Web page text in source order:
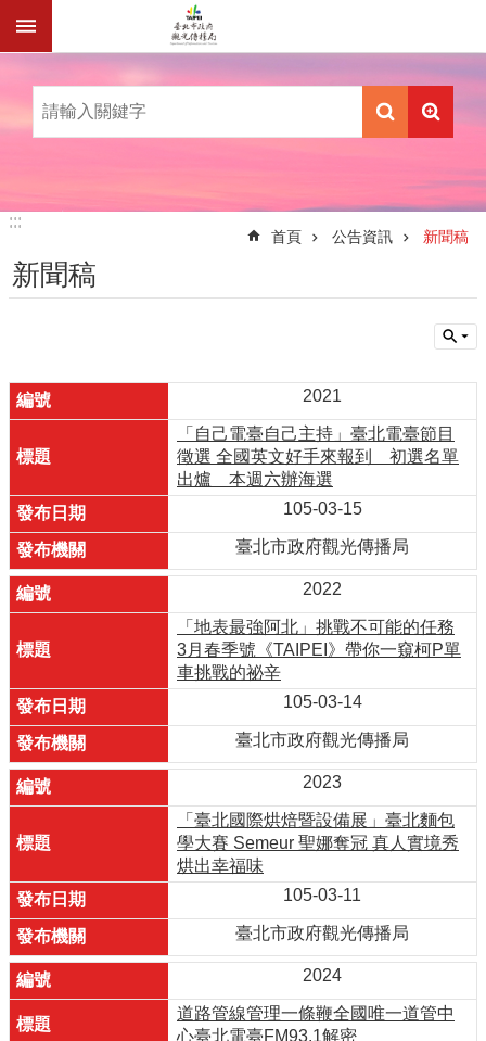
跳到主要內容區塊
:::
:::
首頁 公告資訊 新聞稿
新聞稿
2021
「自己電臺自己主持」臺北電臺節目
徵選 全國英文好手來報到 初選名單
出爐 本週六辦海選
105-03-15
臺北市政府觀光傳播局
2022
「地表最強阿北」挑戰不可能的任務
3月春季號《TAIPEI》帶你一窺柯P單
車挑戰的祕辛
105-03-14
臺北市政府觀光傳播局
2023
「臺北國際烘焙暨設備展」臺北麵包
學大賽 Semeur 聖娜奪冠 真人實境秀
烘出幸福味
105-03-11
臺北市政府觀光傳播局
2024
道路管線管理一條鞭全國唯一道管中
心臺北電臺FM93.1解密